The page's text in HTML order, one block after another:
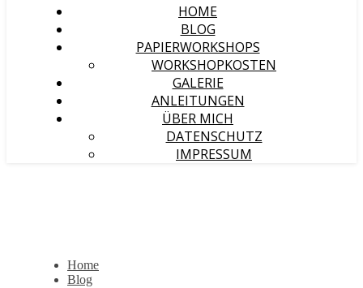
HOME
BLOG
PAPIERWORKSHOPS
WORKSHOPKOSTEN
GALERIE
ANLEITUNGEN
ÜBER MICH
DATENSCHUTZ
IMPRESSUM
Home
Blog